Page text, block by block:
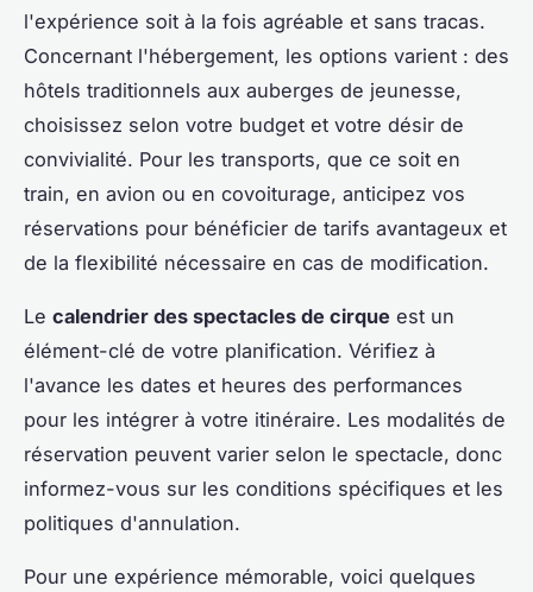
l'expérience soit à la fois agréable et sans tracas.
Concernant l'hébergement, les options varient : des
hôtels traditionnels aux auberges de jeunesse,
choisissez selon votre budget et votre désir de
convivialité. Pour les transports, que ce soit en
train, en avion ou en covoiturage, anticipez vos
réservations pour bénéficier de tarifs avantageux et
de la flexibilité nécessaire en cas de modification.
Le calendrier des spectacles de cirque est un
élément-clé de votre planification. Vérifiez à
l'avance les dates et heures des performances
pour les intégrer à votre itinéraire. Les modalités de
réservation peuvent varier selon le spectacle, donc
informez-vous sur les conditions spécifiques et les
politiques d'annulation.
Pour une expérience mémorable, voici quelques